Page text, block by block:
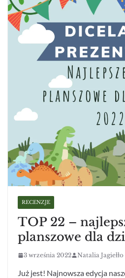
RECENZJE
TOP 22 –
planszowe dla
3 września 2022 Natalia Jagiełło
Już jest! Najnowsza edycja